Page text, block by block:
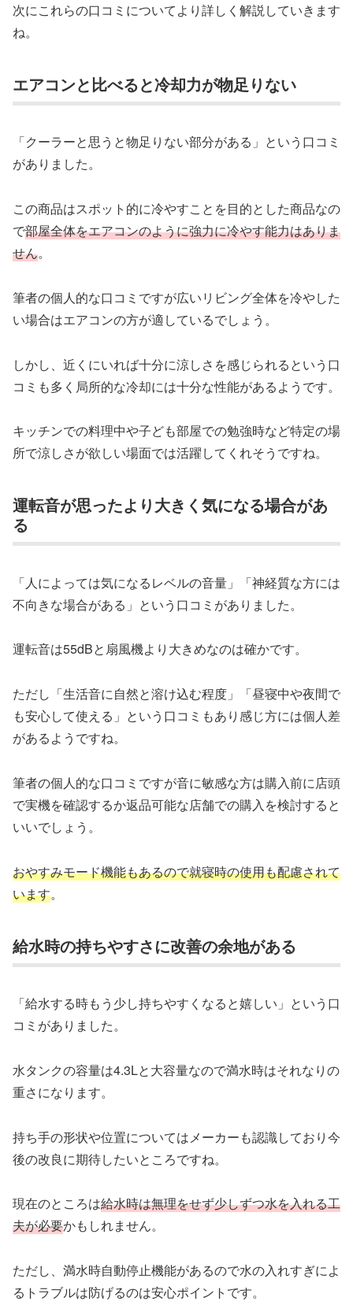
次にこれらの口コミについてより詳しく解説していきます
ね。
エアコンと比べると冷却力が物足りない
「クーラーと思うと物足りない部分がある」という口コミ
がありました。
この商品はスポット的に冷やすことを目的とした商品なの
で部屋全体をエアコンのように強力に冷やす能力はありま
せん。
筆者の個人的な口コミですが広いリビング全体を冷やした
い場合はエアコンの方が適しているでしょう。
しかし、近くにいれば十分に涼しさを感じられるという口
コミも多く局所的な冷却には十分な性能があるようです。
キッチンでの料理中や子ども部屋での勉強時など特定の場
所で涼しさが欲しい場面では活躍してくれそうですね。
運転音が思ったより大きく気になる場合があ
る
「人によっては気になるレベルの音量」「神経質な方には
不向きな場合がある」という口コミがありました。
運転音は55dBと扇風機より大きめなのは確かです。
ただし「生活音に自然と溶け込む程度」「昼寝中や夜間で
も安心して使える」という口コミもあり感じ方には個人差
があるようですね。
筆者の個人的な口コミですが音に敏感な方は購入前に店頭
で実機を確認するか返品可能な店舗での購入を検討すると
いいでしょう。
おやすみモード機能もあるので就寝時の使用も配慮されて
います。
給水時の持ちやすさに改善の余地がある
「給水する時もう少し持ちやすくなると嬉しい」という口
コミがありました。
水タンクの容量は4.3Lと大容量なので満水時はそれなりの
重さになります。
持ち手の形状や位置についてはメーカーも認識しており今
後の改良に期待したいところですね。
現在のところは給水時は無理をせず少しずつ水を入れる工
夫が必要かもしれません。
ただし、満水時自動停止機能があるので水の入れすぎによ
るトラブルは防げるのは安心ポイントです。